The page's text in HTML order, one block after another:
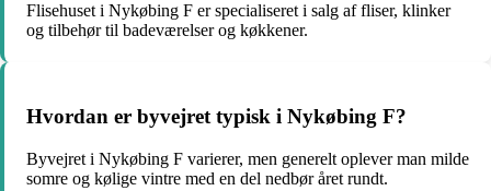
Flisehuset i Nykøbing F er specialiseret i salg af fliser, klinker
og tilbehør til badeværelser og køkkener.
Hvordan er byvejret typisk i Nykøbing F?
Byvejret i Nykøbing F varierer, men generelt oplever man milde
somre og kølige vintre med en del nedbør året rundt.